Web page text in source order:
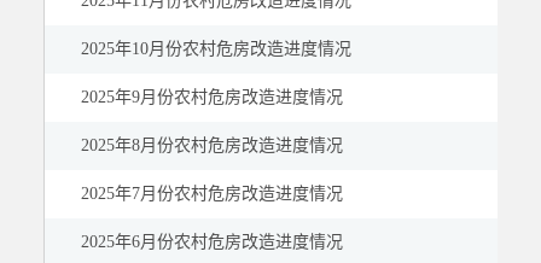
2025年10月份农村危房改造进度情况
2025年9月份农村危房改造进度情况
2025年8月份农村危房改造进度情况
2025年7月份农村危房改造进度情况
2025年6月份农村危房改造进度情况